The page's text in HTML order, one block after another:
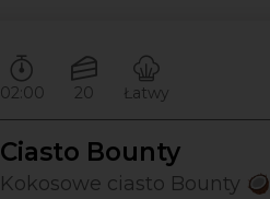
Czas przygotowywania:
02:00
Ilość porcji:
20
Poziom trudności:
Łatwy
Ciasto Bounty
Kokosowe ciasto Bounty 🥥